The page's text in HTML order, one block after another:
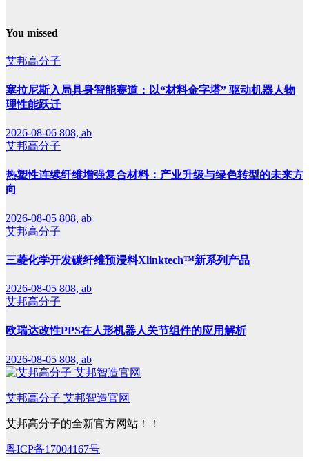
You missed
艾邦高分子
塞拉尼斯入局具身智能赛道：以“材料金字塔” 驱动机器人物
理性能跃迁
2026-08-06 808, ab
艾邦高分子
热塑性连续纤维增强复合材料：产业升级与绿色转型的未来方
向
2026-08-05 808, ab
艾邦高分子
三菱化学开发碳纤维预浸料Xlinktech™新系列产品
2026-08-05 808, ab
艾邦高分子
欧瑞达改性PPS在人形机器人关节组件的应用解析
2026-08-05 808, ab
艾邦高分子 艾邦智造官网
艾邦高分子的全新官方网站！！
粤ICP备17004167号